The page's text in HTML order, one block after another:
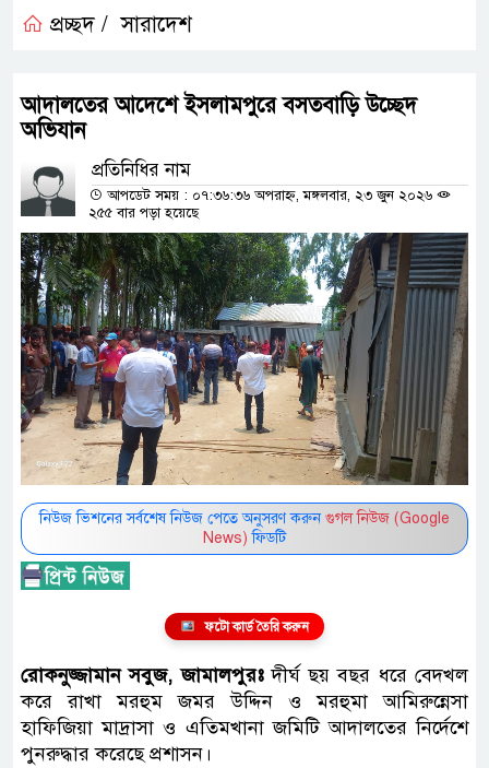
প্রচ্ছদ / সারাদেশ
আদালতের আদেশে ইসলামপুরে বসতবাড়ি উচ্ছেদ
অভিযান
প্রতিনিধির নাম
আপডেট সময় : ০৭:৩৬:৩৬ অপরাহ্ন, মঙ্গলবার, ২৩ জুন ২০২৬
২৫৫ বার পড়া হয়েছে
নিউজ ভিশনের সর্বশেষ নিউজ পেতে অনুসরণ করুন গুগল নিউজ (Google
News) ফিডটি
ফটো কার্ড তৈরি করুন
রোকনুজ্জামান সবুজ, জামালপুরঃদীর্ঘ ছয় বছর ধরে বেদখল
করে রাখা মরহুম জমর উদ্দিন ও মরহুমা আমিরুন্নেসা
হাফিজিয়া মাদ্রাসা ও এতিমখানা জমিটি আদালতের নির্দেশে
পুনরুদ্ধার করেছে প্রশাসন।